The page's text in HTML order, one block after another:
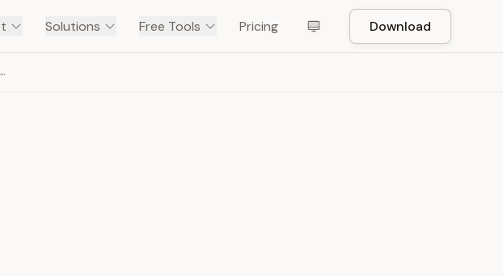
Solutions Free Tools Pricing Download
ALESSANDRO BARBERO – LA GRANDE GUERRA — TRANSCRIPT